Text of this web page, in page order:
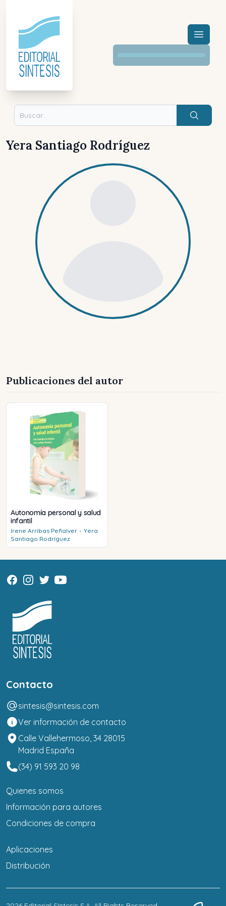
Menú
Buscar
Yera Santiago Rodríguez
Publicaciones del autor
Autonomía personal y salud
infantil
Irene Arribas Peñalver - Yera
Santiago Rodríguez
Contacto
sintesis@sintesis.com
Ver información de contacto
Calle Vallehermoso, 34 28015
Madrid España
(34) 91 593 20 98
Quienes somos
Información para autores
Condiciones de compra
Aplicaciones
Distribución